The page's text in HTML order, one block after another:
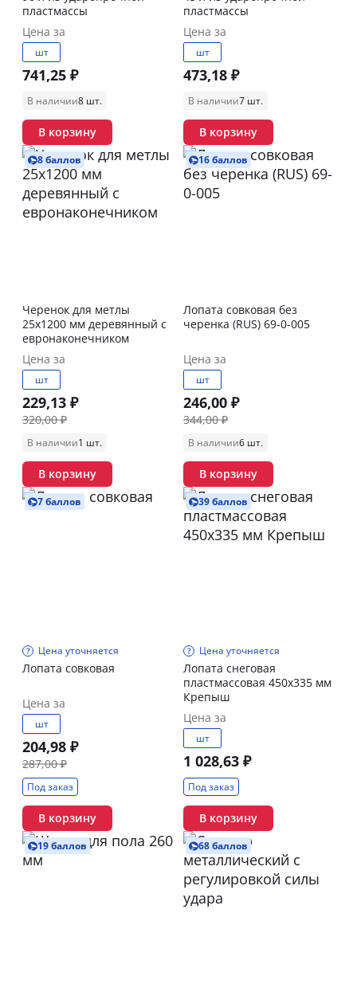
пластмассы
Цена за
шт
741,25 ₽
В наличии8 шт.
В корзину
пластмассы
Цена за
шт
473,18 ₽
В наличии7 шт.
В корзину
8 баллов
Черенок для метлы
25х1200 мм деревянный с
евронаконечником
Цена за
шт
229,13 ₽
320,00 ₽
В наличии1 шт.
В корзину
16 баллов
Лопата совковая без
черенка (RUS) 69-0-005
Цена за
шт
246,00 ₽
344,00 ₽
В наличии6 шт.
В корзину
7 баллов
Цена уточняется
Лопата совковая
Цена за
шт
204,98 ₽
287,00 ₽
Под заказ
В корзину
39 баллов
Цена уточняется
Лопата снеговая
пластмассовая 450х335 мм
Крепыш
Цена за
шт
1 028,63 ₽
Под заказ
В корзину
19 баллов 68 баллов